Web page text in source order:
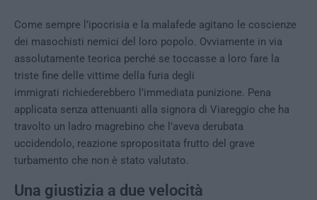
Come sempre l’ipocrisia e la malafede agitano le coscienze
dei masochisti nemici del loro popolo. Ovviamente in via
assolutamente teorica perché se toccasse a loro fare la
triste fine delle vittime della furia degli
immigrati richiederebbero l’immediata punizione. Pena
applicata senza attenuanti alla signora di Viareggio che ha
travolto un ladro magrebino che l’aveva derubata
uccidendolo, reazione spropositata frutto del grave
turbamento che non è stato valutato.
Una giustizia a due velocità